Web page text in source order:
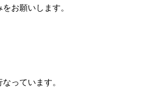
お願いします。
っています。